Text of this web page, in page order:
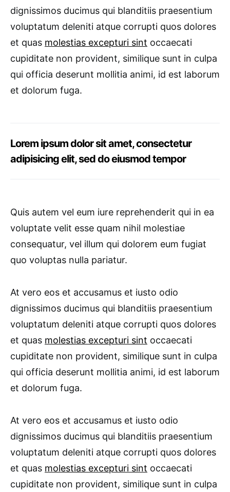
dignissimos ducimus qui blanditiis praesentium
voluptatum deleniti atque corrupti quos dolores
et quas molestias excepturi sint occaecati
cupiditate non provident, similique sunt in culpa
qui officia deserunt mollitia animi, id est laborum
et dolorum fuga.
Lorem ipsum dolor sit amet, consectetur
adipisicing elit, sed do eiusmod tempor
Quis autem vel eum iure reprehenderit qui in ea
voluptate velit esse quam nihil molestiae
consequatur, vel illum qui dolorem eum fugiat
quo voluptas nulla pariatur.
At vero eos et accusamus et iusto odio
dignissimos ducimus qui blanditiis praesentium
voluptatum deleniti atque corrupti quos dolores
et quas molestias excepturi sint occaecati
cupiditate non provident, similique sunt in culpa
qui officia deserunt mollitia animi, id est laborum
et dolorum fuga.
At vero eos et accusamus et iusto odio
dignissimos ducimus qui blanditiis praesentium
voluptatum deleniti atque corrupti quos dolores
et quas molestias excepturi sint occaecati
cupiditate non provident, similique sunt in culpa